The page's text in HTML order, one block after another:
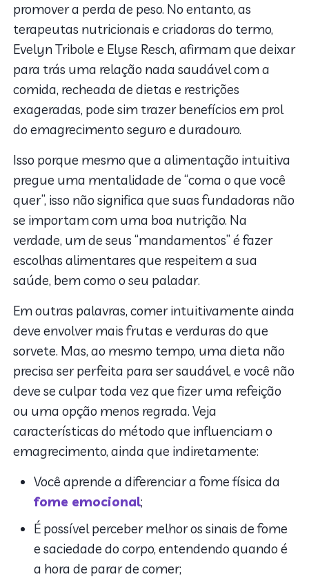
promover a perda de peso. No entanto, as
terapeutas nutricionais e criadoras do termo,
Evelyn Tribole e Elyse Resch, afirmam que deixar
para trás uma relação nada saudável com a
comida, recheada de dietas e restrições
exageradas, pode sim trazer benefícios em prol
do emagrecimento seguro e duradouro.
Isso porque mesmo que a alimentação intuitiva
pregue uma mentalidade de “coma o que você
quer”, isso não significa que suas fundadoras não
se importam com uma boa nutrição. Na
verdade, um de seus “mandamentos” é fazer
escolhas alimentares que respeitem a sua
saúde, bem como o seu paladar.
Em outras palavras, comer intuitivamente ainda
deve envolver mais frutas e verduras do que
sorvete. Mas, ao mesmo tempo, uma dieta não
precisa ser perfeita para ser saudável, e você não
deve se culpar toda vez que fizer uma refeição
ou uma opção menos regrada. Veja
características do método que influenciam o
emagrecimento, ainda que indiretamente:
Você aprende a diferenciar a fome física da
fome emocional;
É possível perceber melhor os sinais de fome
e saciedade do corpo, entendendo quando é
a hora de parar de comer;